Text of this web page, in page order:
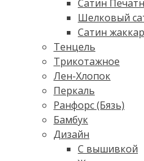
Сатин
Шелковый
Сатин
Тенцель
Трикотажное
Лен-Хлопок
Перкаль
Ранфорс (Бязь)
Бамбук
Дизайн
С вышивкой